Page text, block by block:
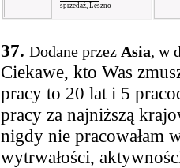
sprzedaż, Leszno
37. Dodane przez Asia, w
Ciekawe, kto Was
pracy to 20 lat i 5
pracy za najniższą
nigdy nie pracowałam
wytrwałości,